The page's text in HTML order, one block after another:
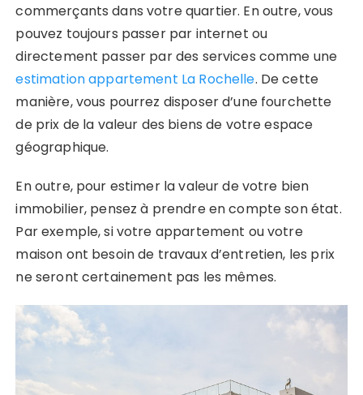
commerçants dans votre quartier. En outre, vous
pouvez toujours passer par internet ou
directement passer par des services comme une
estimation appartement La Rochelle. De cette
manière, vous pourrez disposer d’une fourchette
de prix de la valeur des biens de votre espace
géographique.
En outre, pour estimer la valeur de votre bien
immobilier, pensez à prendre en compte son état.
Par exemple, si votre appartement ou votre
maison ont besoin de travaux d’entretien, les prix
ne seront certainement pas les mêmes.